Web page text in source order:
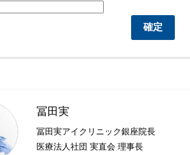
冨田実
冨田実アイクリニック銀座院長
医療法人社団 実直会 理事長